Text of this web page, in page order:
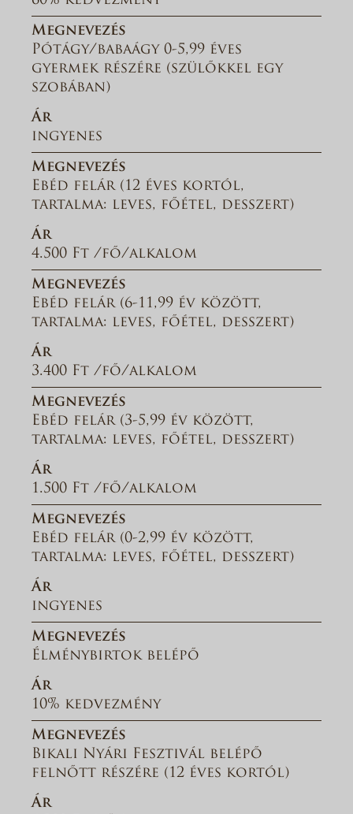
Megnevezés
Pótágy/babaágy 0-5,99 éves
gyermek részére (szülőkkel egy
szobában)
Ár
ingyenes
Megnevezés
Ebéd felár (12 éves kortól,
tartalma: leves, főétel, desszert)
Ár
4.500 Ft /fő/alkalom
Megnevezés
Ebéd felár (6-11,99 év között,
tartalma: leves, főétel, desszert)
Ár
3.400 Ft /fő/alkalom
Megnevezés
Ebéd felár (3-5,99 év között,
tartalma: leves, főétel, desszert)
Ár
1.500 Ft /fő/alkalom
Megnevezés
Ebéd felár (0-2,99 év között,
tartalma: leves, főétel, desszert)
Ár
ingyenes
Megnevezés
Élménybirtok belépő
Ár
10% kedvezmény
Megnevezés
Bikali Nyári Fesztivál belépő
felnőtt részére (12 éves kortól)
Ár